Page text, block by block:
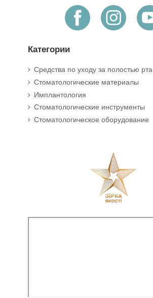
Категории
Средства по уходу за полостью рта
Стоматологические материалы
Имплантология
Стоматологические инструменты
Стоматологическое оборудование